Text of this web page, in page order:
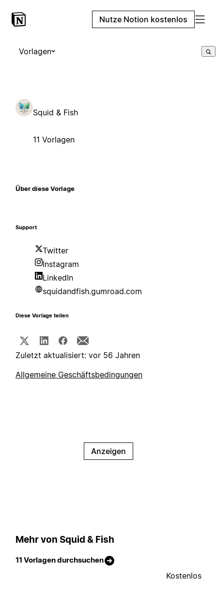
Nutze Notion kostenlos
Vorlagen
Squid & Fish
11 Vorlagen
Über diese Vorlage
Support
Twitter
Instagram
LinkedIn
squidandfish.gumroad.com
Diese Vorlage teilen
Zuletzt aktualisiert: vor 56 Jahren
Allgemeine Geschäftsbedingungen
Anzeigen
Mehr von Squid & Fish
11 Vorlagen durchsuchen
Kostenlos